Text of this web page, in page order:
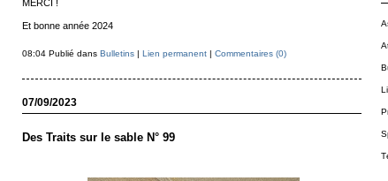
MERCI !
Et bonne année 2024
08:04 Publié dans Bulletins| Lien permanent| Commentaires (0)
07/09/2023
Des Traits sur le sable N° 99